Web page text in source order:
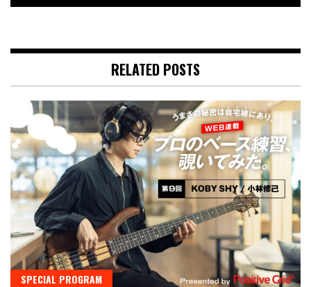
RELATED POSTS
SPECIAL PROGRAM